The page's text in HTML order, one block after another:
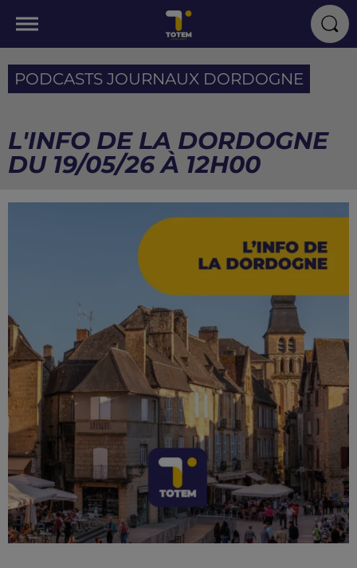
PODCASTS JOURNAUX DORDOGNE
L'INFO DE LA DORDOGNE
DU 19/05/26 À 12H00